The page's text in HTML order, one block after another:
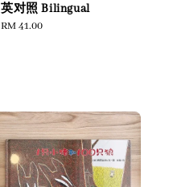
英对照 Bilingual
Regular
RM 41.00